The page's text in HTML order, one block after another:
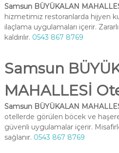
Samsun BÜYÜKALAN
hizmetimiz restoranlarda hijyen
ilaçlama uygulamaları içerir.
kaldırılır. 0543 867 8769
Samsun
MAHALLESİ
Samsun BÜYÜKALAN
otellerde görülen böcek ve
güvenli uygulamalar içerir.
sağlanır. 0543 867 8769